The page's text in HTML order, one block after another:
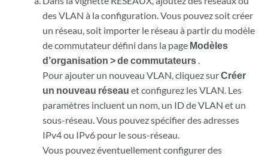
des VLAN à la configuration. Vous pouvez soit créer
un réseau, soit importer le réseau à partir du modèle
de commutateur défini dans la page Modèles
d’organisation > de commutateurs.
Pour ajouter un nouveau VLAN, cliquez surCréer
un nouveau réseau et configurez les VLAN. Les
paramètres incluent un nom, un ID de VLAN et un
sous-réseau. Vous pouvez spécifier des adresses
IPv4 ou IPv6 pour le sous-réseau.
Vous pouvez éventuellement configurer des